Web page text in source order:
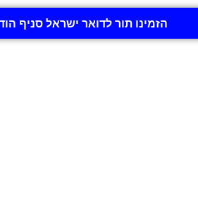
הזמינו תור לדואר ישראל סניף